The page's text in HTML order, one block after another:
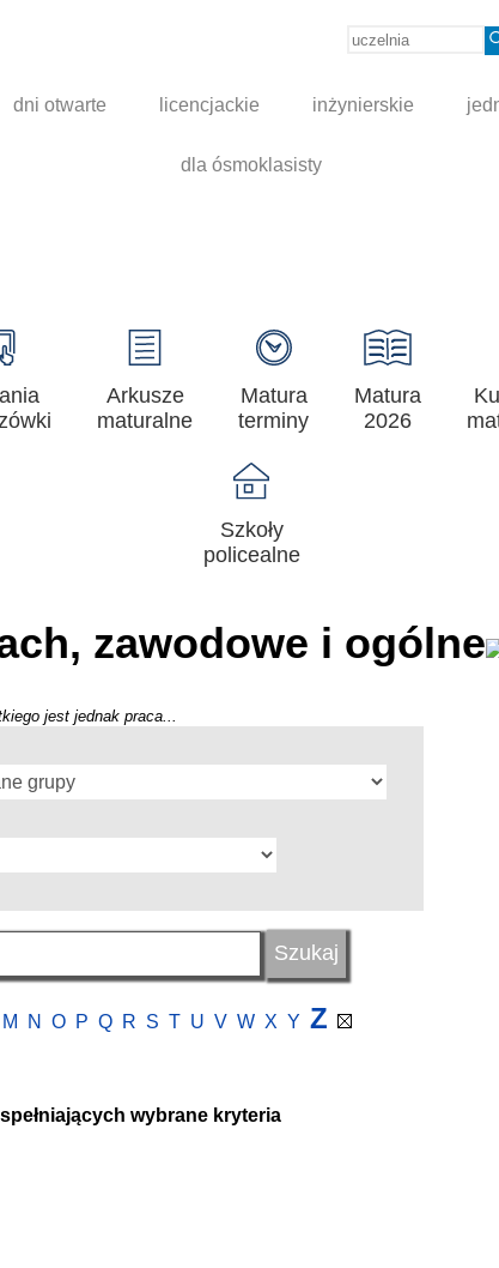
dni otwarte licencjackie inżynierskie
dla ósmoklasisty
Arkusze
maturalne
Matura
terminy
Matura
2026
Szkoły
policealne
zawodowe i ogólne
jest jednak praca...
M N O P Q R S T U V W X Y Z
wybrane kryteria